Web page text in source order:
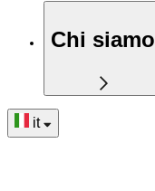
Chi siamo
it